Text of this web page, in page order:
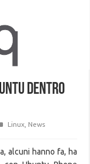
dentro
Linux News
alcuni hanno fa, ha